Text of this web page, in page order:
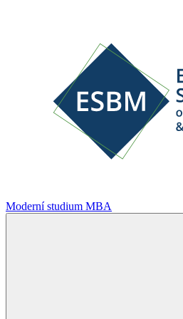
Moderní studium MBA